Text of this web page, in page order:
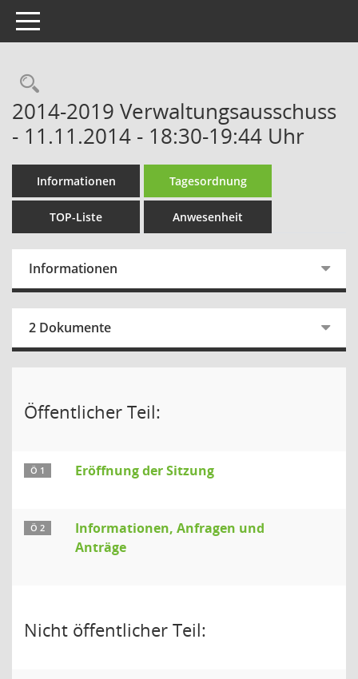
Toggle navigation
Rechercheauswahl
2014-2019 Verwaltungsausschuss
- 11.11.2014 - 18:30-19:44 Uhr
Informationen Tagesordnung
TOP-Liste Anwesenheit
Informationen
2 Dokumente
Öffentlicher Teil:
Ö 1 Eröffnung der Sitzung
Ö 2
Informationen, Anfragen und
Anträge
Nicht öffentlicher Teil: